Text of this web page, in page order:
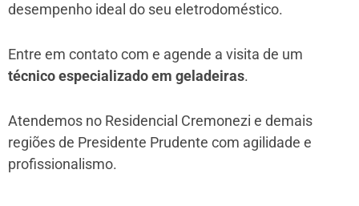
desempenho ideal do seu eletrodoméstico.
Entre em contato com e agende a visita de um
técnico especializado em geladeiras.
Atendemos no Residencial Cremonezi e demais
regiões de Presidente Prudente com agilidade e
profissionalismo.